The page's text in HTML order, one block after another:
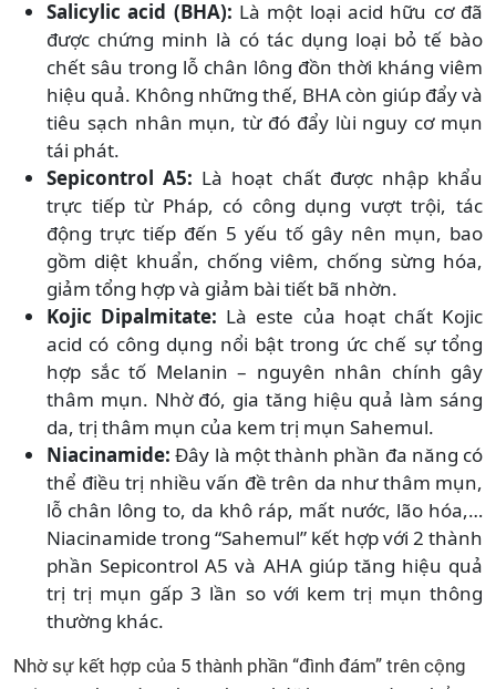
Salicylic acid (BHA): Là một loại acid hữu cơ đã
được chứng minh là có tác dụng loại bỏ tế bào
chết sâu trong lỗ chân lông đồn thời kháng viêm
hiệu quả. Không những thế, BHA còn giúp đẩy và
tiêu sạch nhân mụn, từ đó đẩy lùi nguy cơ mụn
tái phát.
Sepicontrol A5: Là hoạt chất được nhập khẩu
trực tiếp từ Pháp, có công dụng vượt trội, tác
động trực tiếp đến 5 yếu tố gây nên mụn, bao
gồm diệt khuẩn, chống viêm, chống sừng hóa,
giảm tổng hợp và giảm bài tiết bã nhờn.
Kojic Dipalmitate: Là este của hoạt chất Kojic
acid có công dụng nổi bật trong ức chế sự tổng
hợp sắc tố Melanin – nguyên nhân chính gây
thâm mụn. Nhờ đó, gia tăng hiệu quả làm sáng
da, trị thâm mụn của kem trị mụn Sahemul.
Niacinamide: Đây là một thành phần đa năng có
thể điều trị nhiều vấn đề trên da như thâm mụn,
lỗ chân lông to, da khô ráp, mất nước, lão hóa,…
Niacinamide trong “Sahemul” kết hợp với 2 thành
phần Sepicontrol A5 và AHA giúp tăng hiệu quả
trị trị mụn gấp 3 lần so với kem trị mụn thông
thường khác.
Nhờ sự kết hợp của 5 thành phần “đình đám” trên cộng